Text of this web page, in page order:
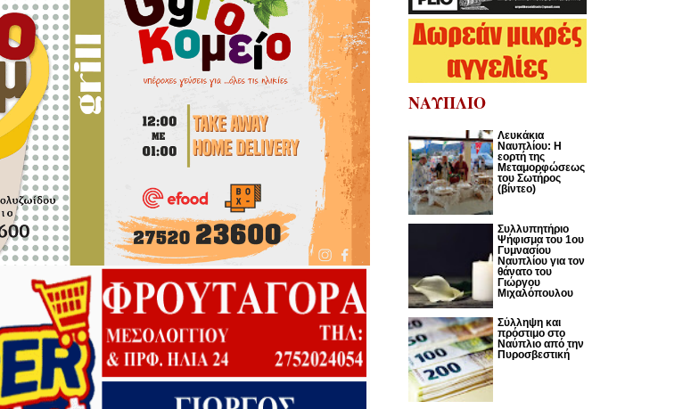
ΝΑΥΠΛΙΟ
Λευκάκια
Ναυπλίου: Η
εορτή της
Μεταμορφώσεως
του Σωτήρος
(βίντεο)
Συλλυπητήριο
Ψήφισμα του 1ου
Γυμνασίου
Ναυπλίου για τον
θάνατο του
Γιώργου
Μιχαλόπουλου
Σύλληψη και
πρόστιμο στο
Ναύπλιο από την
Πυροσβεστική